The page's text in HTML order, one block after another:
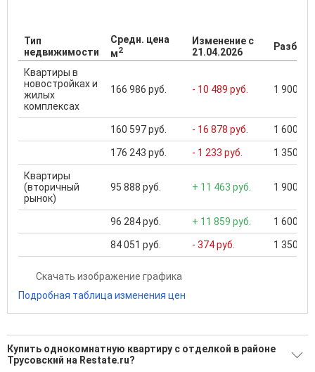
Тип
недвижимости
Средн. цена
м2
Изменение с
21.04.2026
Квартиры в
новостройках и
жилых
комплексах
166 986 руб. - 10 489 руб. 1 900
160 597 руб. - 16 878 руб. 1 600
176 243 руб. - 1 233 руб. 1 350
Квартиры
(вторичный
рынок)
95 888 руб. + 11 463 руб. 1 900
96 284 руб. + 11 859 руб. 1 600
84 051 руб. - 374 руб. 1 350
Скачать изображение графика
Подробная таблица изменения цен
Купить однокомнатную квартиру с отделкой в районе
Трусовский на Restate.ru?